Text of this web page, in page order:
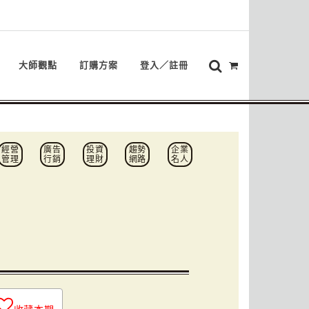
大師觀點 訂購方案 登入／註冊
經營
管理
廣告
行銷
投資
理財
趨勢
網路
企業
名人